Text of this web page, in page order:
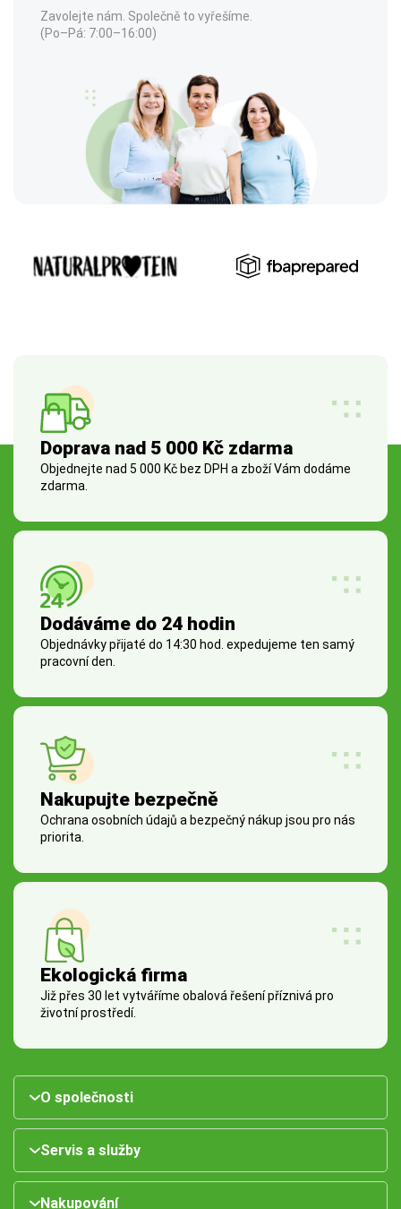
Zavolejte nám. Společně to vyřešíme.
(Po–Pá: 7:00–16:00)
Doprava nad 5 000 Kč zdarma
Objednejte nad 5 000 Kč bez DPH a zboží Vám dodáme
zdarma.
Dodáváme do 24 hodin
Objednávky přijaté do 14:30 hod. expedujeme ten samý
pracovní den.
Nakupujte bezpečně
Ochrana osobních údajů a bezpečný nákup jsou pro nás
priorita.
Ekologická firma
Již přes 30 let vytváříme obalová řešení příznivá pro
životní prostředí.
O společnosti
Servis a služby
Nakupování